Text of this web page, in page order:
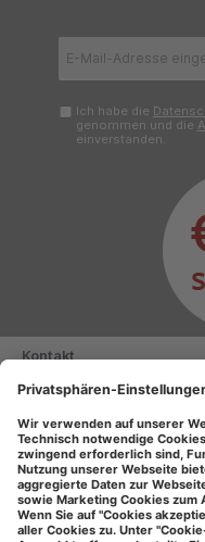
Mail-
Ich habe die
genommen und die
einverstanden.
Kontakt
Serviceinformationen
Informationen
Unsere Vorteile
Versandarten